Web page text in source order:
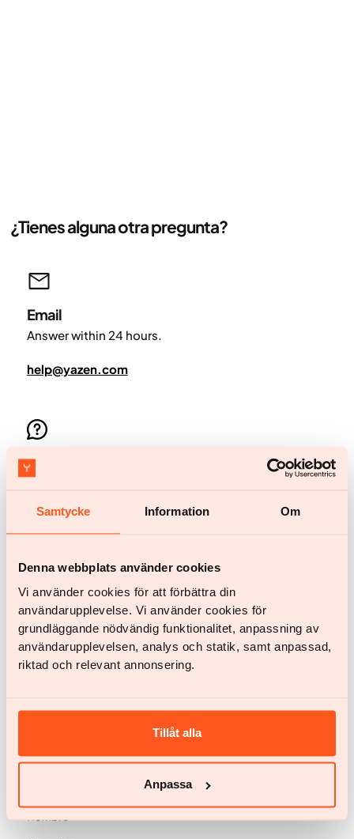
Samtycke Information Om
Denna webbplats använder cookies
Vi använder cookies för att förbättra din
användarupplevelse. Vi använder cookies för
grundläggande nödvändig funktionalitet, anpassning av
användarupplevelsen, analys och statik, samt anpassad,
riktad och relevant annonsering.
Tillåt alla
Anpassa
¿Tienes alguna otra pregunta?
Email
Answer within 24 hours.
help@yazen.com
Chat
Empezar
Empezar
Respuesta en 24 horas
Nuestro servicio
Hombre